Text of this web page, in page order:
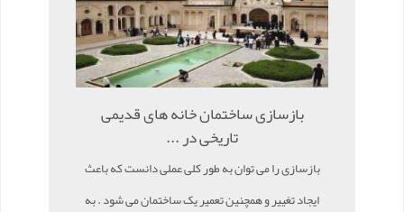
بازسازی ساختمان خانه های قدیمی
تاریخی در ...
بازسازی را می توان به طور کلی عملی دانست که باعث
ایجاد تغییر و همچنین تعمیر یک ساختمان می شود . به